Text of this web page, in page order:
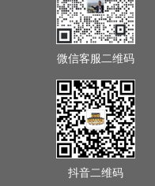
微信客服二维码
抖音二维码